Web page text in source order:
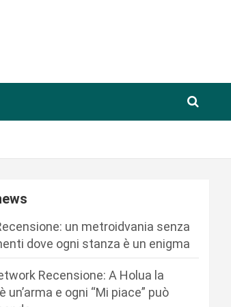
un metroidvania senza
dove ogni stanza è un enigma
Recensione: A Holua la
un’arma e ogni “Mi piace” può